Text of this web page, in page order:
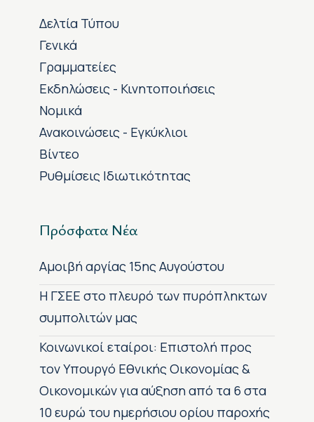
Δελτία Τύπου
Γενικά
Γραμματείες
Εκδηλώσεις - Κινητοποιήσεις
Νομικά
Ανακοινώσεις - Εγκύκλιοι
Βίντεο
Ρυθμίσεις Ιδιωτικότητας
Πρόσφατα Νέα
Αμοιβή αργίας 15ης Αυγούστου
H ΓΣΕΕ στο πλευρό των πυρόπληκτων
συμπολιτών μας
Κοινωνικοί εταίροι: Επιστολή προς
τον Υπουργό Εθνικής Οικονομίας &
Οικονομικών για αύξηση από τα 6 στα
10 ευρώ του ημερήσιου ορίου παροχής